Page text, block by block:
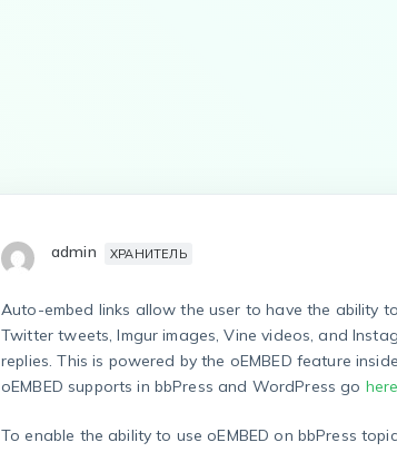
admin ХРАНИТЕЛЬ
Auto-embed links allow the user to have the ability
Twitter tweets, Imgur images, Vine videos, and
replies. This is powered by the oEMBED feature
oEMBED supports in bbPress and WordPress go
To enable the ability to use oEMBED on bbPress